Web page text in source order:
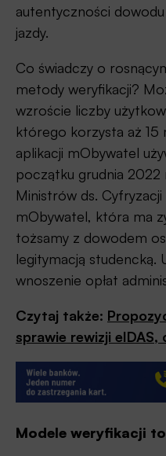
autentyczności
jazdy.
Co świadczy o
metody weryfikacji?
wzroście liczby
którego korzysta aż 15
aplikacji mObywatel
początku grudnia
Ministrów ds. Cyfryzacji
mObywatel, która ma
tożsamy z dowodem
legitymacją studencką.
wnoszenie opłat
Czytaj także:
sprawie rewizji
Modele weryfikacji